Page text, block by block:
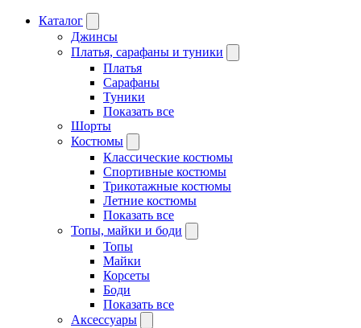
Каталог
Джинсы
Платья, сарафаны и туники
Платья
Сарафаны
Туники
Показать все
Шорты
Костюмы
Классические костюмы
Спортивные костюмы
Трикотажные костюмы
Летние костюмы
Показать все
Топы, майки и боди
Топы
Майки
Корсеты
Боди
Показать все
Аксессуары